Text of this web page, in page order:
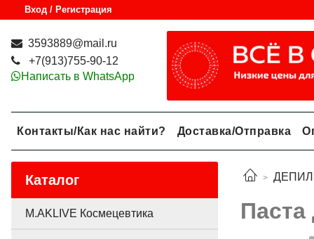
Вход / Регистрация
3593889@mail.ru
+7(913)755-90-12
Написать в WhatsApp
Контакты/Как нас найти? Доставка/Отправка
Паста
Каталог
M.AKLIVE Космецевтика